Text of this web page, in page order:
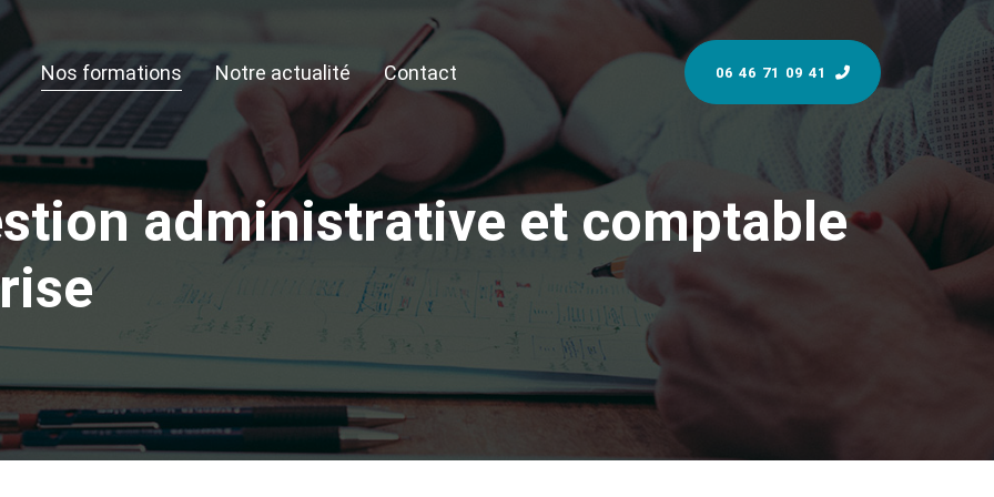
Nos formations Notre actualité Contact 06 46 71 09 41
stion administrative et comptable
rise